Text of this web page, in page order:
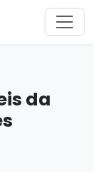
da